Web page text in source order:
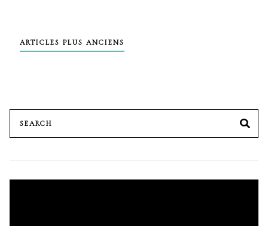
Navigation
ARTICLES PLUS ANCIENS
Search
for: